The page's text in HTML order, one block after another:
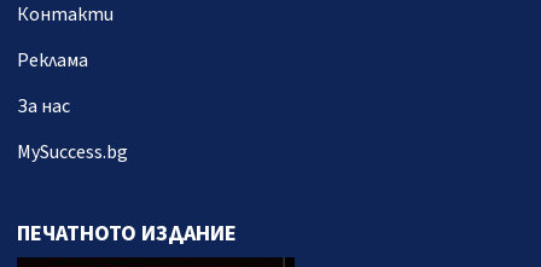
Контакти
Реклама
За нас
MySuccess.bg
ПЕЧАТНОТО ИЗДАНИЕ